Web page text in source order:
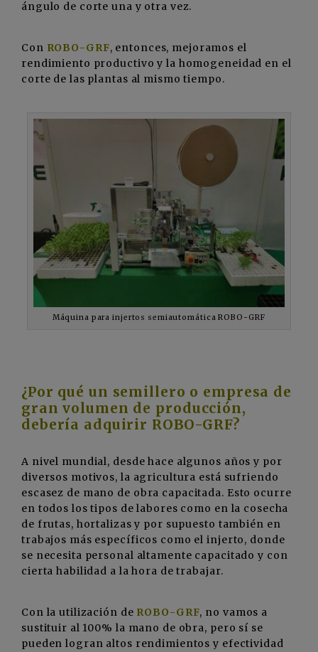
ángulo de corte una y otra vez.
Con ROBO-GRF, entonces, mejoramos el
rendimiento productivo y la homogeneidad en el
corte de las plantas al mismo tiempo.
Máquina para injertos semiautomática ROBO-GRF
¿Por qué un semillero o empresa de
gran volumen de producción,
debería adquirir ROBO-GRF?
A nivel mundial, desde hace algunos años y por
diversos motivos, la agricultura está sufriendo
escasez de mano de obra capacitada. Esto ocurre
en todos los tipos de labores como en la cosecha
de frutas, hortalizas y por supuesto también en
trabajos más específicos como el injerto, donde
se necesita personal altamente capacitado y con
cierta habilidad a la hora de trabajar.
Con la utilización de ROBO-GRF, no vamos a
sustituir al 100% la mano de obra, pero sí se
pueden logran altos rendimientos y efectividad